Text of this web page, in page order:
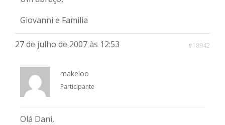
Giovanni e Familia
27 de julho de 2007 às 12:53 #18942
makeloo
Participante
Olá Dani,